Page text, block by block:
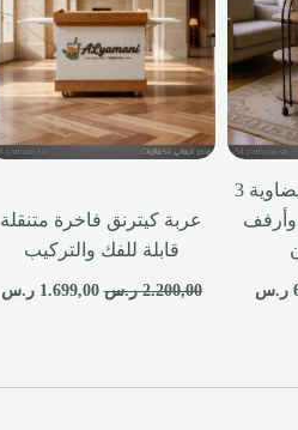
عربة خدمة ترولي بيضاوية 3
وأرفف
ر.س
عربة كيترنق فاخرة متنقلة
قابلة للفك والتركيب
2.200,00 ر.س 1.699,00 ر.س